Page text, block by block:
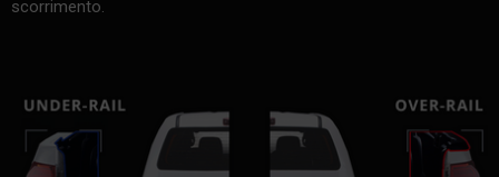
scorrimento.